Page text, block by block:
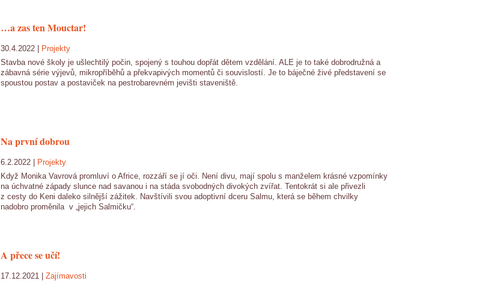
…a zas ten Mouctar!
30.4.2022 | Projekty
Stavba nové školy je ušlechtilý počin, spojený s touhou dopřát dětem vzdělání. ALE je to také dobrodružná a
zábavná série výjevů, mikropříběhů a překvapivých momentů či souvislostí. Je to báječné živé představení se
spoustou postav a postaviček na pestrobarevném jevišti staveniště.
Na první dobrou
6.2.2022 | Projekty
Když Monika Vavrová promluví o Africe, rozzáří se jí oči. Není divu, mají spolu s manželem krásné vzpomínky
na úchvatné západy slunce nad savanou i na stáda svobodných divokých zvířat. Tentokrát si ale přivezli
z cesty do Keni daleko silnější zážitek. Navštívili svou adoptivní dceru Salmu, která se během chvilky
nadobro proměnila v „jejich Salmičku“.
A přece se učí!
17.12.2021 | Zajímavosti